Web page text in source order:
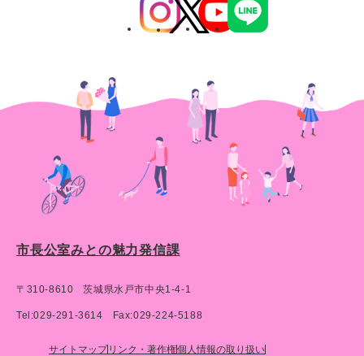
市長公室みとの魅力発信課
〒310-8610 茨城県水戸市中央1-4-1
Tel:029-291-3614 Fax:029-224-5188
サイトマップ リンク・著作権個人情報の取り扱い